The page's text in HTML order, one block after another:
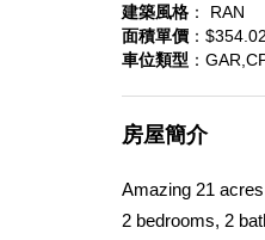
建築風格 ： RAN
面積單價 ：
車位類型 ：
房屋簡介
Amazing 21
2 bedrooms, 2